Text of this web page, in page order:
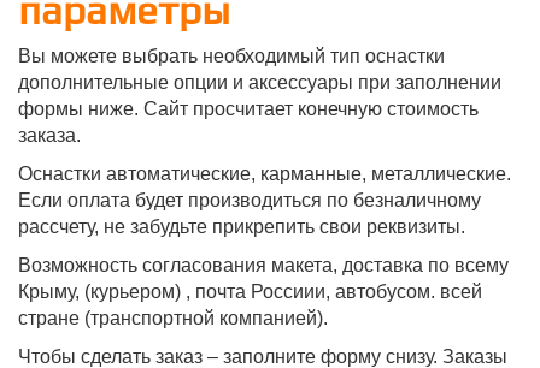
параметры
Вы можете выбрать необходимый тип оснастки
дополнительные опции и аксессуары при заполнении
формы ниже. Сайт просчитает конечную стоимость
заказа.
Оснастки автоматические, карманные, металлические.
Если оплата будет производиться по безналичному
рассчету, не забудьте прикрепить свои реквизиты.
Возможность согласования макета, доставка по всему
Крыму, (курьером) , почта Россиии, автобусом. всей
стране (транспортной компанией).
Чтобы сделать заказ – заполните форму снизу. Заказы